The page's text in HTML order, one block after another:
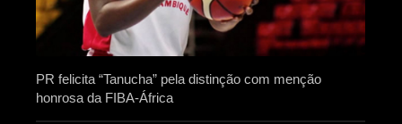
PR felicita “Tanucha” pela distinção com menção
honrosa da FIBA-África